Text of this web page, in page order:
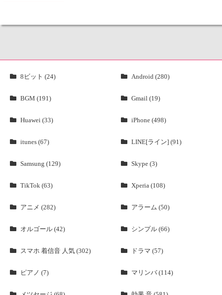
8ビット (24) Android (280)
BGM (191) Gmail (19)
Huawei (33) iPhone (498)
itunes (67) LINE[ライン] (91)
Samsung (129) Skype (3)
TikTok (63) Xperia (108)
アニメ (282) アラーム (50)
オルゴール (42) シンプル (66)
スマホ 着信音 人気 (302) ドラマ (57)
ピアノ (7) マリンバ (114)